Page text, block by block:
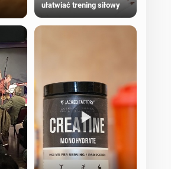
ułatwiać trening siłowy